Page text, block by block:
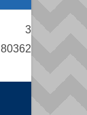
3
80362